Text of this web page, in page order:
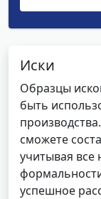
Иски
Образцы
быть
сможете
учитывая
успешное